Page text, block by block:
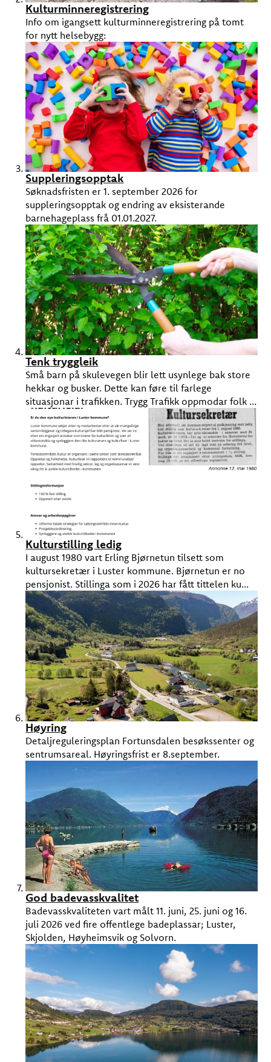
Kulturminneregistrering
Info om igangsett kulturminneregistrering på tomt
for nytt helsebygg:
Suppleringsopptak
Søknadsfristen er 1. september 2026 for
suppleringsopptak og endring av eksisterande
barnehageplass frå 01.01.2027.
Tenk tryggleik
Små barn på skulevegen blir lett usynlege bak store
hekkar og busker. Dette kan føre til farlege
situasjonar i trafikken. Trygg Trafikk oppmodar folk ...
Kulturstilling ledig
I august 1980 vart Erling Bjørnetun tilsett som
kultursekretær i Luster kommune. Bjørnetun er no
pensjonist. Stillinga som i 2026 har fått tittelen ku...
Høyring
Detaljreguleringsplan Fortunsdalen besøkssenter og
sentrumsareal. Høyringsfrist er 8.september.
God badevasskvalitet
Badevasskvaliteten vart målt 11. juni, 25. juni og 16.
juli 2026 ved fire offentlege badeplassar; Luster,
Skjolden, Høyheimsvik og Solvorn.